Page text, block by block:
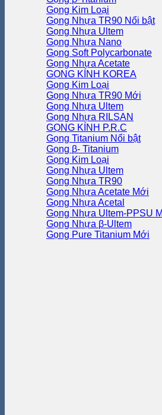
Gọng Kim Loại
Gọng Nhựa TR90
Gọng Nhựa Ultem
Gọng Nhựa Nano
Gọng Soft Polycarbonate
Gọng Nhựa Acetate
GỌNG KÍNH KOREA
Gọng Kim Loại
Gọng Nhựa TR90
Gọng Nhựa Ultem
Gọng Nhựa RILSAN
GỌNG KÍNH P.R.C
Gọng Titanium
Gọng β- Titanium
Gọng Kim Loại
Gọng Nhựa Ultem
Gọng Nhựa TR90
Gọng Nhựa Acetate
Gọng Nhựa Acetal
Gọng Nhựa Ultem-PPSU
Gọng Nhựa β-Ultem
Gọng Pure Titanium